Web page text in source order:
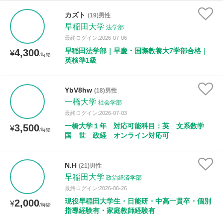
¥4,300/時給
カズト (19)男性
早稲田大学 法学部
最終ログイン:2026-07-06
早稲田法学部｜早慶・国際教養大7学部合格｜
英検準1級
¥3,500/時給
YbV8hw (18)男性
一橋大学 社会学部
最終ログイン:2026-07-03
一橋大学１年 対応可能科目：英 文系数学
国 世 政経 オンライン対応可
¥2,000/時給
N.H (21)男性
早稲田大学 政治経済学部
最終ログイン:2026-06-26
現役早稲田大学生・日能研・中高一貫卒・個別
指導経験有・家庭教師経験有
年齢：18-101歳
性別